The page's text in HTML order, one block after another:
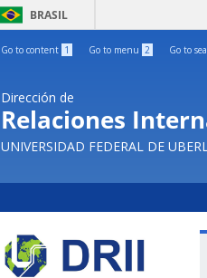
BRASIL
Go to content 1 Go to menu 2 Go to
Dirección de
Relaciones
UNIVERSIDAD FEDERAL DE